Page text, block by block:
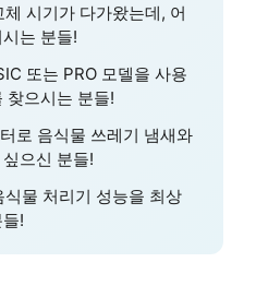
시기가 다가왔는데, 어
는 분들!
또는 PRO 모델을 사용
찾으시는 분들!
로 음식물 쓰레기 냄새와
으신 분들!
식물 처리기 성능을 최상
!